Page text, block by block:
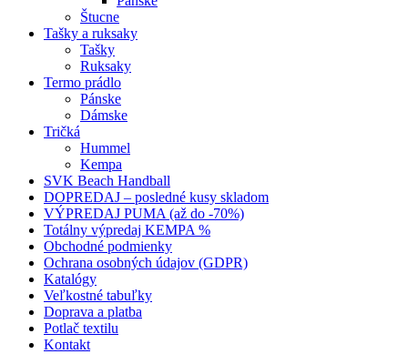
Štucne
Tašky a ruksaky
Tašky
Ruksaky
Termo prádlo
Pánske
Dámske
Tričká
Hummel
Kempa
SVK Beach Handball
DOPREDAJ – posledné kusy skladom
VÝPREDAJ PUMA (až do -70%)
Totálny výpredaj KEMPA %
Obchodné podmienky
Ochrana osobných údajov (GDPR)
Katalógy
Veľkostné tabuľky
Doprava a platba
Potlač textilu
Kontakt